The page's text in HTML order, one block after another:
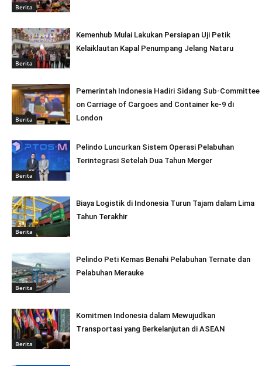
Berita
Berita
Kemenhub Mulai Lakukan Persiapan Uji Petik
Kelaiklautan Kapal Penumpang Jelang Nataru
Berita
Pemerintah Indonesia Hadiri Sidang Sub-Committee
on Carriage of Cargoes and Container ke-9 di
London
Berita
Pelindo Luncurkan Sistem Operasi Pelabuhan
Terintegrasi Setelah Dua Tahun Merger
Berita
Biaya Logistik di Indonesia Turun Tajam dalam Lima
Tahun Terakhir
Berita
Pelindo Peti Kemas Benahi Pelabuhan Ternate dan
Pelabuhan Merauke
Berita
Komitmen Indonesia dalam Mewujudkan
Transportasi yang Berkelanjutan di ASEAN